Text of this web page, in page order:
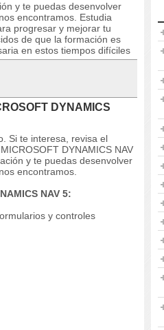
y te puedas desenvolver
encontramos. Estudia
progresar y mejorar tu
de que la formación es
en estos tiempos difíciles
DYNAMICS
Si te interesa, revisa el
DYNAMICS NAV
y te puedas desenvolver
encontramos.
NAV 5:
y controles